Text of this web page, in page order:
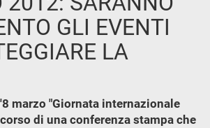
GLI EVENTI
LA
marzo "Giornata internazionale
di una conferenza stampa che